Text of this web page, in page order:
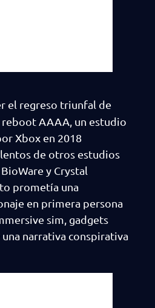
el regreso triunfal de
reboot AAAA, un estudio
Xbox en 2018
de otros estudios
y Crystal
prometía una
en primera persona
sim, gadgets
narrativa conspirativa